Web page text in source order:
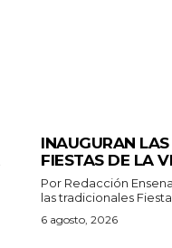
INAUGURAN
FIESTAS DE LA
Por Redacción Ensenada.- Dio inicio formalmente
las tradicionales
6 agosto, 2026